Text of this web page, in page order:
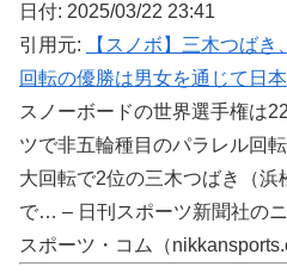
日付: 2025/03/22 23:41
引用元:
【スノボ】三木つば
回転の優勝は男女を通じて日
スノーボードの世界選手権は
ツで非五輪種目のパラレル回
大回転で2位の三木つばき（
で… – 日刊スポーツ新聞社の
スポーツ・コム（